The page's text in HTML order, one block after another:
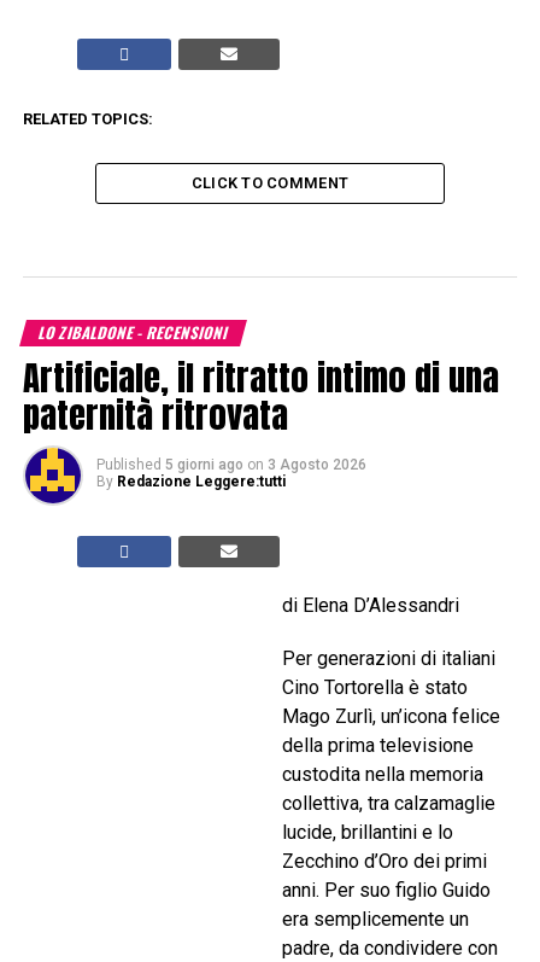
RELATED TOPICS:
CLICK TO COMMENT
LO ZIBALDONE - RECENSIONI
Artificiale, il ritratto intimo di una
paternità ritrovata
Published 5 giorni ago on 3 Agosto 2026
By Redazione Leggere:tutti
di Elena D’Alessandri
Per generazioni di italiani
Cino Tortorella è stato
Mago Zurlì, un’icona felice
della prima televisione
custodita nella memoria
collettiva, tra calzamaglie
lucide, brillantini e lo
Zecchino d’Oro dei primi
anni. Per suo figlio Guido
era semplicemente un
padre, da condividere con